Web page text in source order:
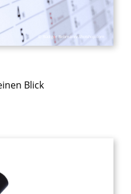
© Rüdiger Rebmann/Shotshop.com
Blick